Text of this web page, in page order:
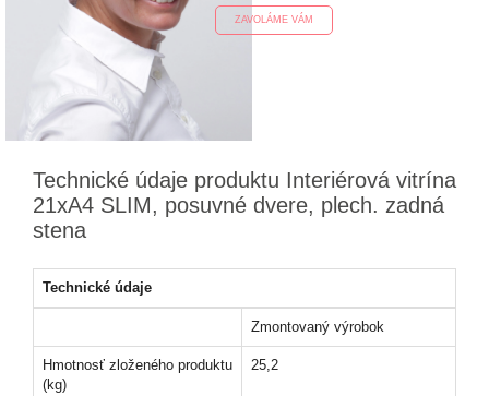
ZAVOLÁME VÁM
Technické údaje produktu Interiérová vitrína
21xA4 SLIM, posuvné dvere, plech. zadná
stena
Technické údaje
Zmontovaný výrobok
Hmotnosť zloženého produktu
(kg)
25,2